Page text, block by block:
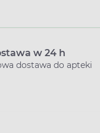
w 24 h
dostawa do apteki